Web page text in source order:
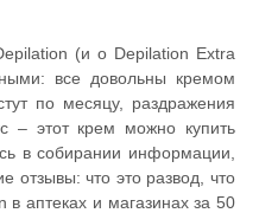
(и о Depilation Extra
все довольны кремом
по месяцу, раздражения
– этот крем можно купить
в собирании информации,
отзывы: что это развод, что
аптеках и магазинах за 50